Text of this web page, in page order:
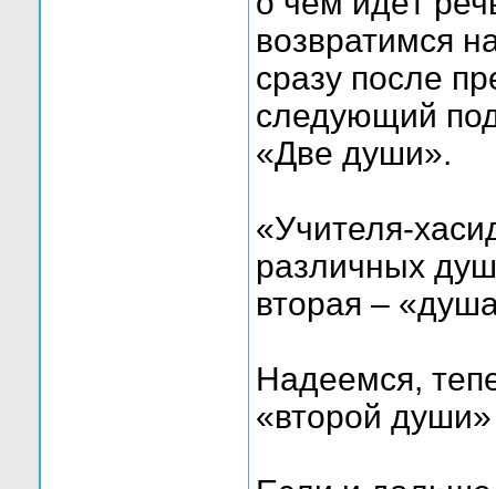
возвратимся
сразу после
следующий
«Две души».
«Учителя-
различных
вторая –
Надеемся,
«второй души»